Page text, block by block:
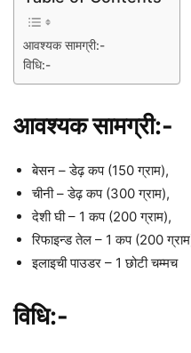
आवश्यक सामग्री:-
विधि:-
आवश्यक सामग्री:-
बेसन – डेढ़ कप (150 ग्राम),
चीनी – डेढ़ कप (300 ग्राम),
देशी घी – 1 कप (200 ग्राम),
रिफाइन्ड तेल – 1 कप (200
इलाइची पाउडर – 1 छोटी चम्मच
विधि:-